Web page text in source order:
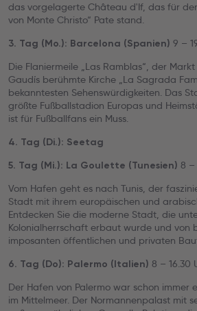
das vorgelagerte Château d'If, das für
von Monte Christo“ Pate stand.
3. Tag (Mo.): Barcelona (Spanien) 9 –
Die Flaniermeile „Las Ramblas“, der
Gaudís berühmte Kirche „La Sagrada
bekanntesten Sehenswürdigkeiten. Das
größte Fußballstadion Europas und
ist für Fußballfans ein Muss.
4. Tag (Di.): Seetag
5. Tag (Mi.): La Goulette (Tunesien) 8 –
Vom Hafen geht es nach Tunis, der
Stadt mit ihrem europäischen und
Entdecken Sie die moderne Stadt, die
Kolonialherrschaft erbaut wurde und von
imposanten öffentlichen und privaten
6. Tag (Do): Palermo (Italien) 8 – 16.30
Der Hafen von Palermo war schon immer
im Mittelmeer. Der Normannenpalast mit